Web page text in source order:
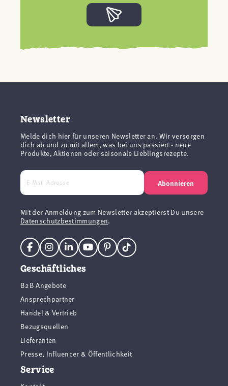
Newsletter
Melde dich hier für unseren Newsletter an. Wir versorgen
dich ab und zu mit allem, was bei uns passiert - neue
Produkte, Aktionen oder saisonale Lieblingsrezepte.
Abonnieren
Mit der Anmeldung zum Newsletter akzeptierst Du unsere
Datenschutzbestimmungen.
Geschäftliches
B2B Angebote
Ansprechpartner
Handel & Vertrieb
Bezugsquellen
Lieferanten
Presse, Influencer & Öffentlichkeit
Service